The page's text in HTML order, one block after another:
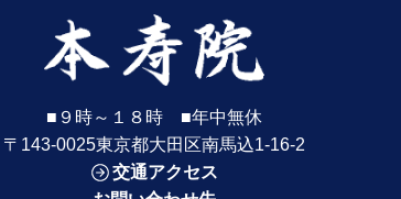
■９時～１８時 ■年中無休
〒143-0025東京都大田区南馬込1-16-2
交通アクセス